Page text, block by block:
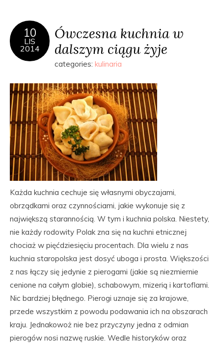
10
LIS
2014
Ówczesna kuchnia w
dalszym ciągu żyje
categories: kulinaria
Każda kuchnia cechuje się własnymi obyczajami,
obrządkami oraz czynnościami, jakie wykonuje się z
największą starannością. W tym i kuchnia polska. Niestety,
nie każdy rodowity Polak zna się na kuchni etnicznej
chociaż w pięćdziesięciu procentach. Dla wielu z nas
kuchnia staropolska jest dosyć uboga i prosta. Większości
z nas łączy się jedynie z pierogami (jakie są niezmiernie
cenione na całym globie), schabowym, mizerią i kartoflami.
Nic bardziej błędnego. Pierogi uznaje się za krajowe,
przede wszystkim z powodu podawania ich na obszarach
kraju. Jednakowoż nie bez przyczyny jedna z odmian
pierogów nosi nazwę ruskie. Wedle historyków oraz